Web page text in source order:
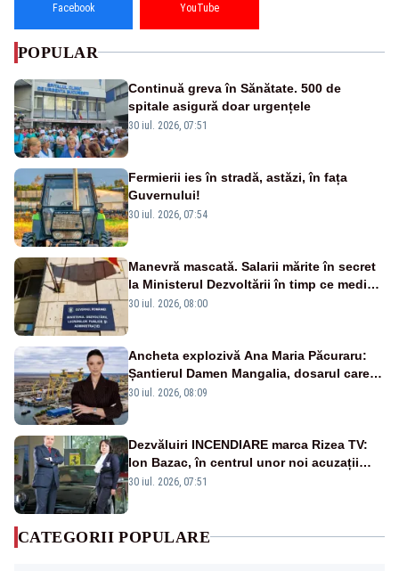
Facebook YouTube
POPULAR
Continuă greva în Sănătate. 500 de
spitale asigură doar urgențele
30 iul. 2026, 07:51
Fermierii ies în stradă, astăzi, în fața
Guvernului!
30 iul. 2026, 07:54
Manevră mascată. Salarii mărite în secret
la Ministerul Dezvoltării în timp ce medicii
ies în stradă
30 iul. 2026, 08:00
Ancheta explozivă Ana Maria Păcuraru:
Șantierul Damen Mangalia, dosarul care
scufundă apărarea României
30 iul. 2026, 08:09
Dezvăluiri INCENDIARE marca Rizea TV:
Ion Bazac, în centrul unor noi acuzații
publice
30 iul. 2026, 07:51
CATEGORII POPULARE